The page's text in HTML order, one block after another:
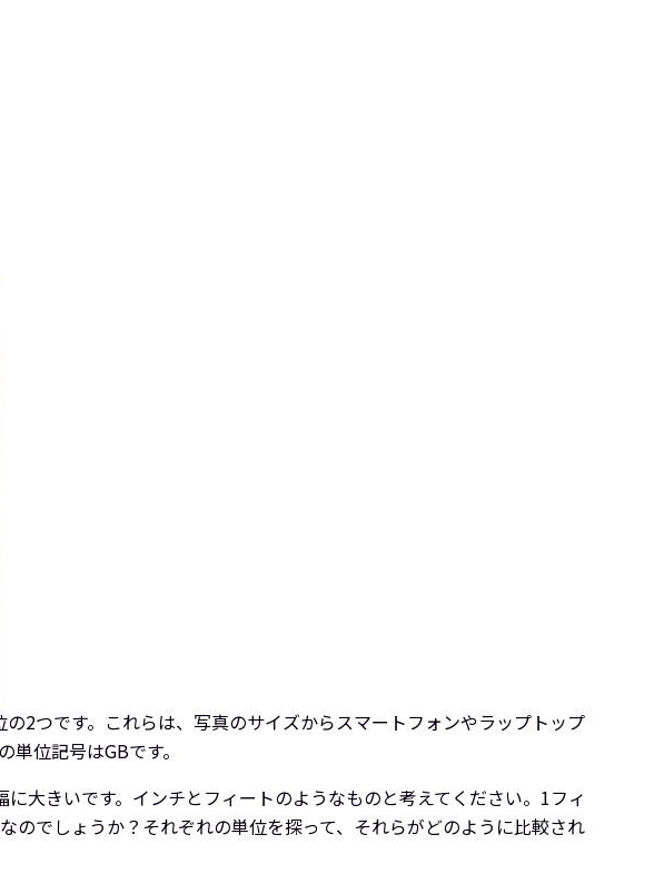
2つです。これらは、写真のサイズからスマートフォンやラップトップ
位記号はGBです。
大きいです。インチとフィートのようなものと考えてください。1フィ
でしょうか？それぞれの単位を探って、それらがどのように比較され